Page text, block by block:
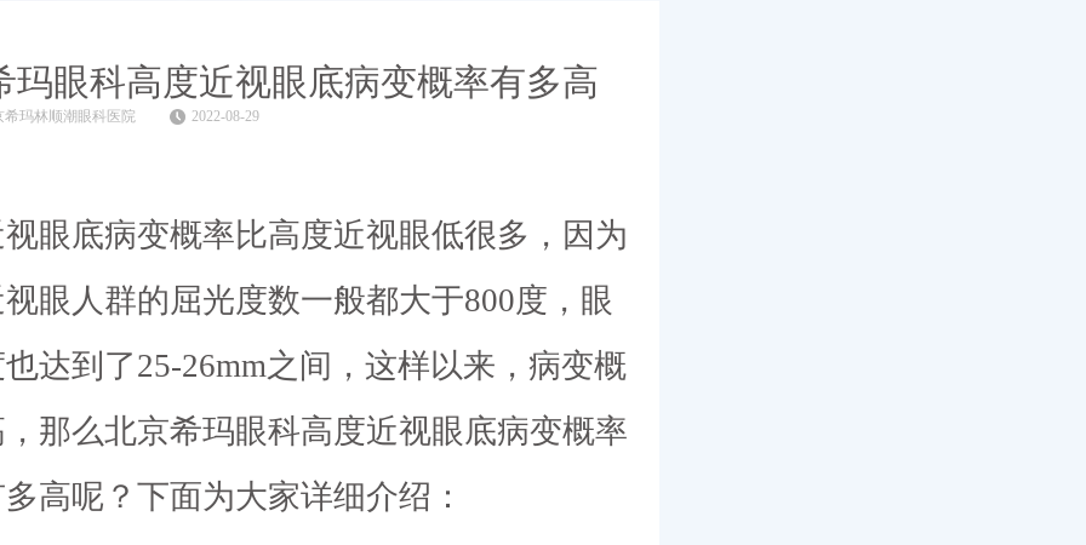
玛眼科高度近视眼底病变概率有多高
希玛林顺潮眼科医院 2022-08-29
眼底病变概率比高度近视眼低很多，因为
眼人群的屈光度数一般都大于800度，眼
达到了25-26mm之间，这样以来，病变概
那么北京希玛眼科高度近视眼底病变概率
高呢？下面为大家详细介绍：